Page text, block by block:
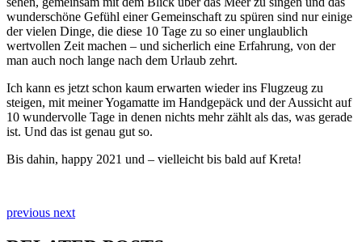
wunderschöne Gefühl einer Gemeinschaft zu spüren sind nur einige
der vielen Dinge, die diese 10 Tage zu so einer unglaublich
wertvollen Zeit machen – und sicherlich eine Erfahrung, von der
man auch noch lange nach dem Urlaub zehrt.
Ich kann es jetzt schon kaum erwarten wieder ins Flugzeug zu
steigen, mit meiner Yogamatte im Handgepäck und der Aussicht auf
10 wundervolle Tage in denen nichts mehr zählt als das, was gerade
ist. Und das ist genau gut so.
Bis dahin, happy 2021 und – vielleicht bis bald auf Kreta!
previous next